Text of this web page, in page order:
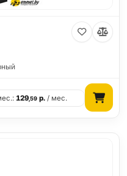
129,59 р. / мес.